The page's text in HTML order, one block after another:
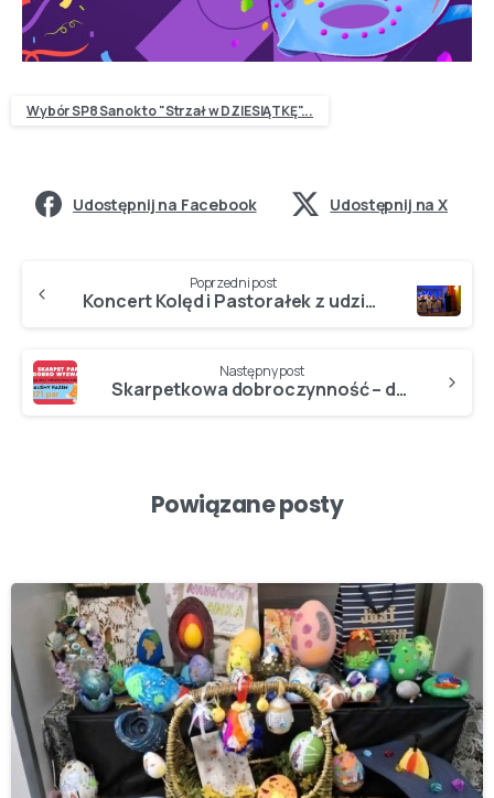
Wybór SP8 Sanok to "Strzał w DZIESIĄTKĘ"...
Udostępnij na Facebook Udostępnij na X
Poprzedni post
Koncert Kolęd i Pastorałek z udziałem uczniów z SP8
Następny post
Skarpetkowa dobroczynność – druga edycja akcji zakończona sukcesem!
Powiązane posty